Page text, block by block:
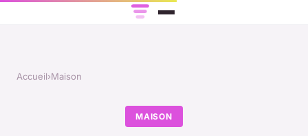
Accueil›Maison
MAISON